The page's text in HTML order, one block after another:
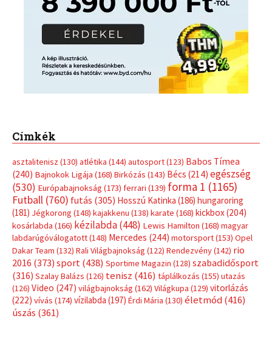
Címkék
asztalitenisz (130) atlétika (144) autosport(123) Babos Tímea
(240) Bajnokok Ligája (168) Birkózás (143) Bécs (214) egészség
(530) Európabajnokság (173) ferrari (139) forma 1 (1165)
Futball (760) futás (305) Hosszú Katinka (186) hungaroring
(181) Jégkorong (148) kajakkenu (138) karate (168) kickbox(204)
kosárlabda (166) kézilabda(448) Lewis Hamilton (168) magyar
labdarúgóválogatott(148) Mercedes (244) motorsport(153) Opel
Dakar Team (132) Rali Világbajnokság (122) Rendezvény(142) rio
2016 (373) sport(438) Sportime Magazin (128) szabadidősport
(316) Szalay Balázs (126) tenisz (416) táplálkozás (155) utazás
(126) Video (247) világbajnokság (162) Világkupa (129) vitorlázás
(222) vívás (174) vízilabda (197) Érdi Mária (130) életmód(416)
úszás (361)